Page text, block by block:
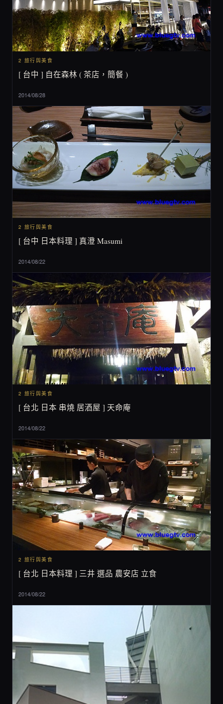
2 旅行與美食
[ 台中 ] 自在森林 ( 茶店，簡餐 )
2014/08/28
2 旅行與美食
[ 台中 日本料理 ] 真澄 Masumi
2014/08/22
2 旅行與美食
[ 台北 日本 串燒 居酒屋 ] 天命庵
2014/08/22
2 旅行與美食
[ 台北 日本料理 ] 三井 選品 農安店 立食
2014/08/22